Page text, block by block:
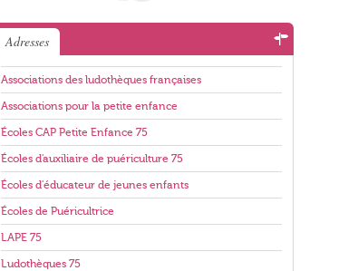
Adresses
Associations des ludothèques françaises
Associations pour la petite enfance
Écoles CAP Petite Enfance 75
Écoles d'auxiliaire de puériculture 75
Écoles d'éducateur de jeunes enfants
Écoles de Puéricultrice
LAPE 75
Ludothèques 75